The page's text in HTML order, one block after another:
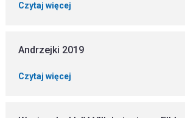
Czytaj więcej
Andrzejki 2019
Czytaj więcej